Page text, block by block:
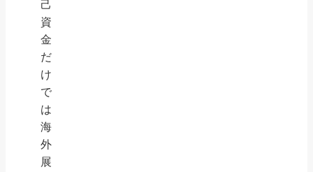
己
資
金
だ
け
で
は
海
外
展